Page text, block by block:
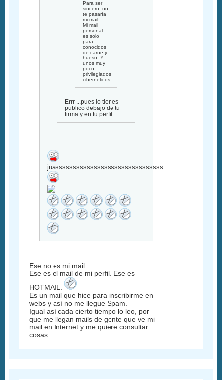
Para ser
sincero, no
te pasaría
mi mail.
Mi mail
personal
es solo
para
conocidos
de carne y
hueso. Y
unos muy
poco
privilegiados
ciberneticos
Errr ...pues lo tienes
publico debajo de tu
firma y en tu perfil.
Ese no es mi mail.
Ese es el mail de mi perfil. Ese es
HOTMAIL.
Es un mail que hice para inscribirme en
webs y así no me llegue Spam.
Igual así cada cierto tiempo lo leo, por
que me llegan mails de gente que ve mi
mail en Internet y me quiere consultar
cosas.